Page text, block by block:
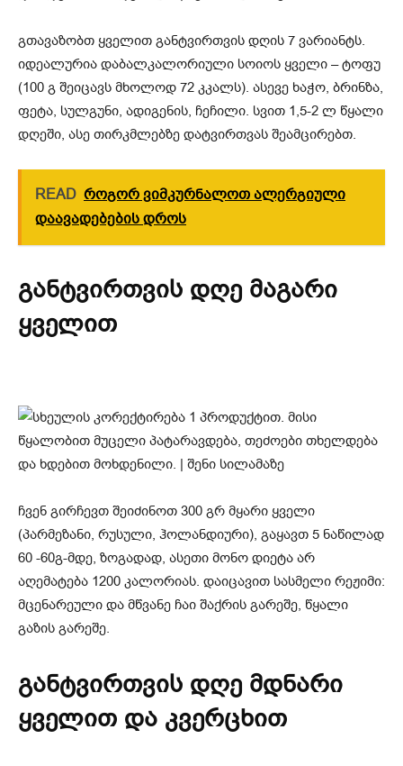
გთავაზობთ ყველით განტვირთვის დღის 7 ვარიანტს.
იდეალურია დაბალკალორიული სოიოს ყველი – ტოფუ
(100 გ შეიცავს მხოლოდ 72 კკალს). ასევე ხაჭო, ბრინზა,
ფეტა, სულგუნი, ადიგენის, ჩეჩილი. სვით 1,5-2 ლ წყალი
დღეში, ასე თირკმლებზე დატვირთვას შეამცირებთ.
READ როგორ ვიმკურნალოთ ალერგიული
დაავადებების დროს
განტვირთვის დღე მაგარი
ყველით
ჩვენ გირჩევთ შეიძინოთ 300 გრ მყარი ყველი
(პარმეზანი, რუსული, ჰოლანდიური), გაყავთ 5 ნაწილად
60 -60გ-მდე, ზოგადად, ასეთი მონო დიეტა არ
აღემატება 1200 კალორიას. დაიცავით სასმელი რეჟიმი:
მცენარეული და მწვანე ჩაი შაქრის გარეშე, წყალი
გაზის გარეშე.
განტვირთვის დღე მდნარი
ყველით და კვერცხით